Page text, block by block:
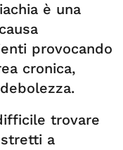
è una
provocando
cronica,
trovare
a